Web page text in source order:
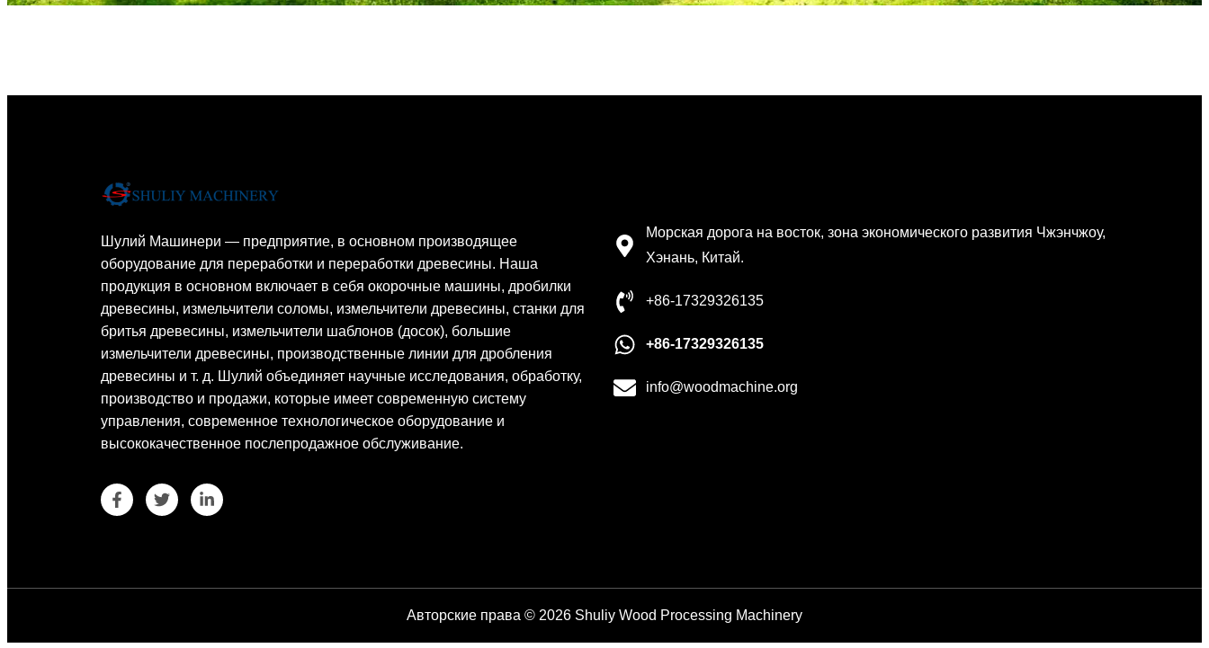
Шулий Машинери — предприятие, в основном производящее
оборудование для переработки и переработки древесины. Наша
продукция в основном включает в себя окорочные машины, дробилки
древесины, измельчители соломы, измельчители древесины, станки для
бритья древесины, измельчители шаблонов (досок), большие
измельчители древесины, производственные линии для дробления
древесины и т. д. Шулий объединяет научные исследования, обработку,
производство и продажи, которые имеет современную систему
управления, современное технологическое оборудование и
высококачественное послепродажное обслуживание.
Морская дорога на восток, зона экономического развития Чжэнчжоу,
Хэнань, Китай.
+86-17329326135
+86-17329326135
info@woodmachine.org
Авторские права © 2026 Shuliy Wood Processing Machinery